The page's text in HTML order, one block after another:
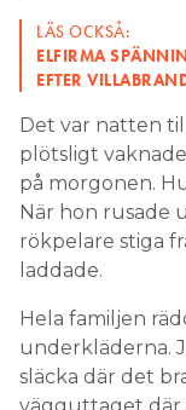
LÄS OCKSÅ:
ELFIRMA
EFTER
Det var natten
plötsligt
på morgonen.
När hon rusade
rökpelare stiga
laddade.
Hela familjen
underkläderna.
släcka där det